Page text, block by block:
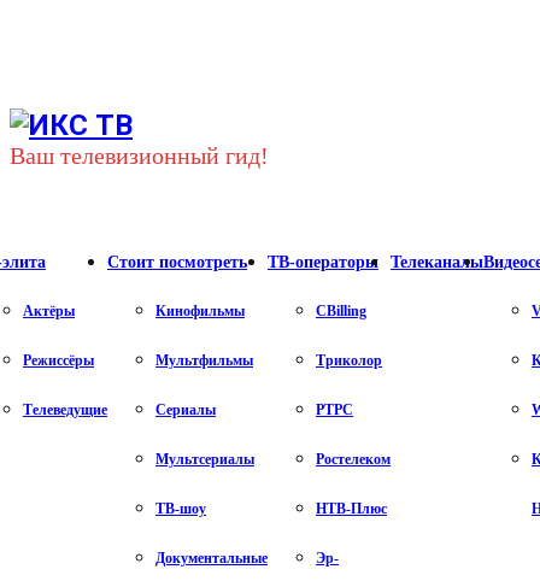
Ваш телевизионный гид!
Актёры
Режиссёры
Телеведущие
Стоит посмотреть
Кинофильмы
Мультфильмы
Сериалы
Мультсериалы
ТВ-шоу
Документальные
ТВ-операторы
CBilling
Триколор
РТРС
Ростелеком
НТВ-Плюс
Эр-
Телеканалы